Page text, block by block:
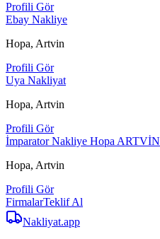
Profili Gör
Ebay Nakliye
Hopa, Artvin
Profili Gör
Uya Nakliyat
Hopa, Artvin
Profili Gör
İmparator Nakliye Hopa ARTVİN
Hopa, Artvin
Profili Gör
FirmalarTeklif Al
Nakliyat.app